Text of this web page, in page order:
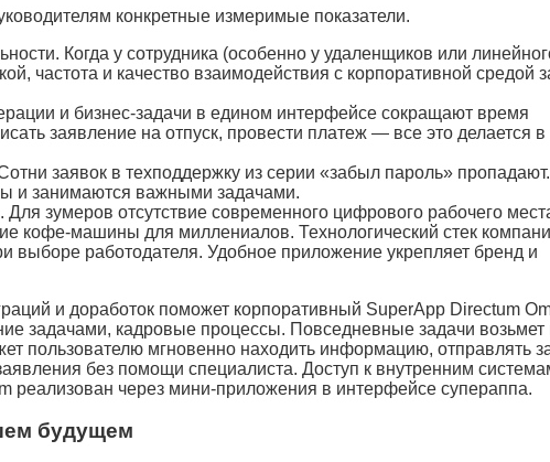
конкретные измеримые показатели.
Когда у сотрудника (особенно у удаленщиков или
частота и качество взаимодействия с корпоративной средой
и бизнес-задачи в едином интерфейсе сокращают время
заявление на отпуск, провести платеж — все это делается в
заявок в техподдержку из серии «забыл пароль»
и занимаются важными задачами.
зумеров отсутствие современного цифрового рабочего
кофе-машины для миллениалов. Технологический стек
работодателя. Удобное приложение укрепляет бренд и
и доработок поможет корпоративный SuperApp Directum
задачами, кадровые процессы. Повседневные задачи возьмет
пользователю мгновенно находить информацию, отправлять
без помощи специалиста. Доступ к внутренним
реализован через мини-приложения в интерфейсе супераппа.
будущем